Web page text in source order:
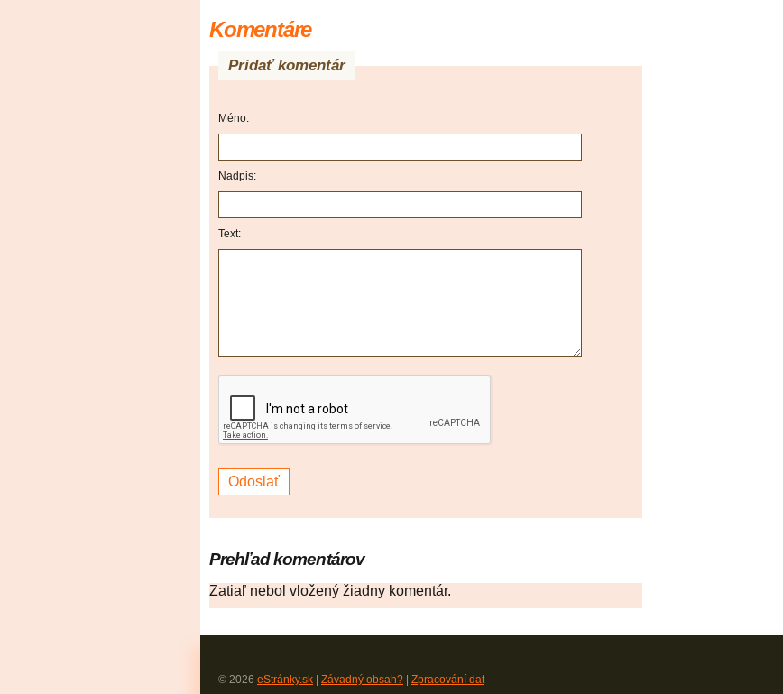
Komentáre
Pridať komentár
Méno:
Nadpis:
Text:
Prehľad komentárov
Zatiaľ nebol vložený žiadny komentár.
© 2026 eStránky.sk Závadný obsah? Zpracování dat